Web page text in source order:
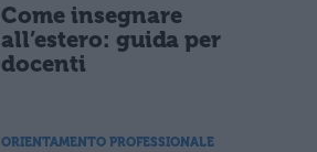
Come insegnare
all’estero: guida per
docenti
ORIENTAMENTO PROFESSIONALE